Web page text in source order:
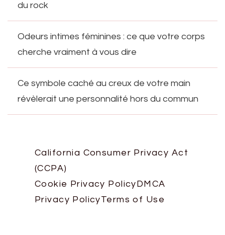
du rock
Odeurs intimes féminines : ce que votre corps
cherche vraiment à vous dire
Ce symbole caché au creux de votre main
révèlerait une personnalité hors du commun
California Consumer Privacy Act
(CCPA)
Cookie Privacy PolicyDMCA
Privacy PolicyTerms of Use